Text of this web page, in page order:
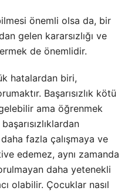
önemli olsa da, bir
gelen kararsızlığı ve
de önemlidir.
hatalardan biri,
Başarısızlık kötü
ama öğrenmek
fazla çalışmaya ve
edemez, aynı zamanda
daha yetenekli
olabilir. Çocuklar nasıl